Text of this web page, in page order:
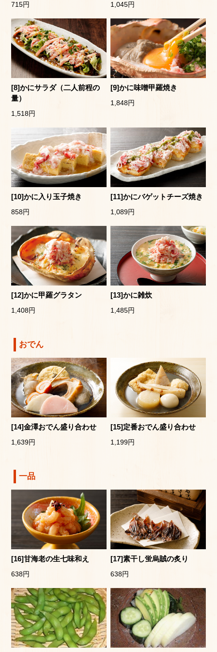
715円 1,045円
[8]かにサラダ（二人前程の
量）
1,518円
[9]かに味噌甲羅焼き
1,848円
[10]かに入り玉子焼き
858円
[11]かにバゲットチーズ焼き
1,089円
[12]かに甲羅グラタン
1,408円
[13]かに雑炊
1,485円
おでん
[14]金澤おでん盛り合わせ
1,639円
[15]定番おでん盛り合わせ
1,199円
一品
[16]甘海老の生七味和え
638円
[17]素干し蛍烏賊の炙り
638円